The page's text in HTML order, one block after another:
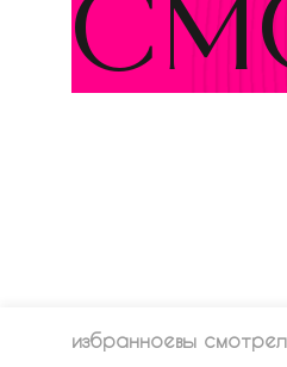
избранноевы